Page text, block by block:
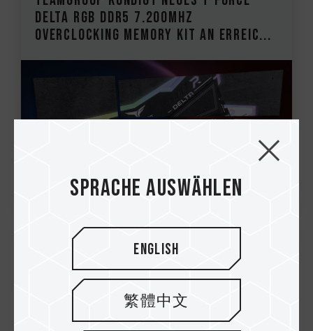
DELTA RGB DDR5 7.200MHz
Overclocking Memory Kit an Erreic...
Die erste Zusammenarbeit von
TEAMGROUP und BIOSTAR bringt neuen
legendären RGB DDR5 RAM: T-FORCE D...
Sprache auswählen
English
繁體中文